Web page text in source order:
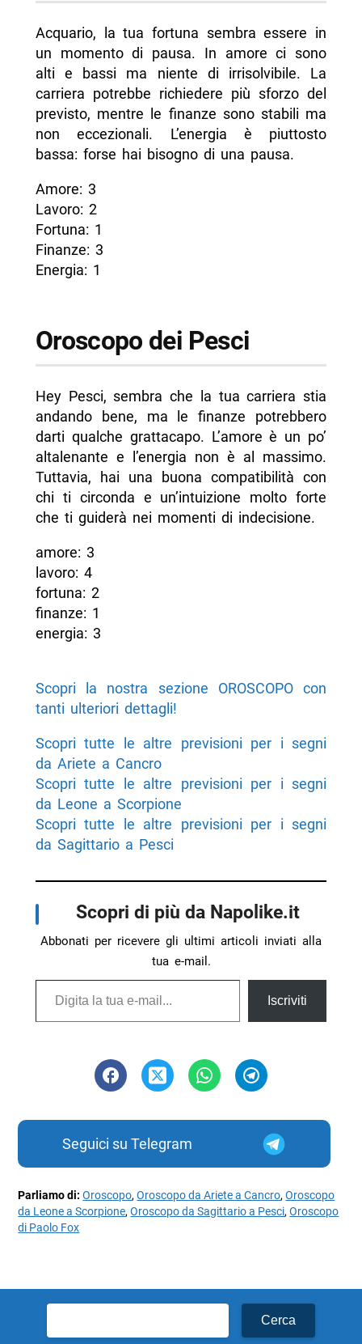
Acquario, la tua fortuna sembra essere in
un momento di pausa. In amore ci sono
alti e bassi ma niente di irrisolvibile. La
carriera potrebbe richiedere più sforzo del
previsto, mentre le finanze sono stabili ma
non eccezionali. L’energia è piuttosto
bassa: forse hai bisogno di una pausa.
Amore: 3
Lavoro: 2
Fortuna: 1
Finanze: 3
Energia: 1
Oroscopo dei Pesci
Hey Pesci, sembra che la tua carriera stia
andando bene, ma le finanze potrebbero
darti qualche grattacapo. L’amore è un po’
altalenante e l’energia non è al massimo.
Tuttavia, hai una buona compatibilità con
chi ti circonda e un’intuizione molto forte
che ti guiderà nei momenti di indecisione.
amore: 3
lavoro: 4
fortuna: 2
finanze: 1
energia: 3
Scopri la nostra sezione OROSCOPO con
tanti ulteriori dettagli!
Scopri tutte le altre previsioni per i segni
da Ariete a Cancro
Scopri tutte le altre previsioni per i segni
da Leone a Scorpione
Scopri tutte le altre previsioni per i segni
da Sagittario a Pesci
Scopri di più da Napolike.it
Abbonati per ricevere gli ultimi articoli inviati alla
tua e-mail.
Digita la tua e-mail...
Iscriviti
Seguici su Telegram
Parliamo di:Oroscopo,Oroscopo da Ariete a Cancro,Oroscopo
da Leone a Scorpione,Oroscopo da Sagittario a Pesci,Oroscopo
di Paolo Fox
per: